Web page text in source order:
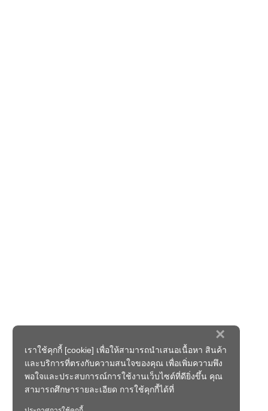
×
เราใช้คุกกี้ [cookie] เพื่อให้สามารถนำเสนอเนื้อหา สินค้า
และบริการที่ตรงกับความสนใจของคุณ เพื่อเพิ่มความพึง
พอใจและประสบการณ์การใช้งานเว็บไซต์ที่ดียิ่งขึ้น คุณ
สามารถศึกษารายละเอียด การใช้คุกกี้ได้ที่